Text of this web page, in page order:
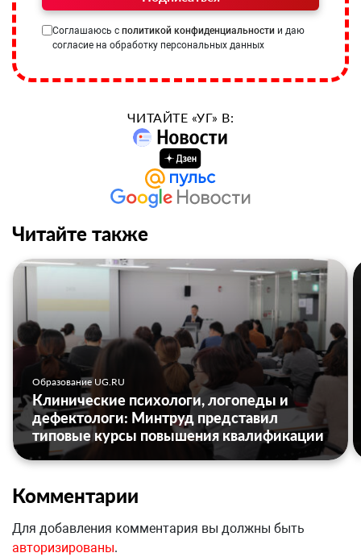
Соглашаюсь с политикой конфиденциальности и даю
согласие на обработку персональных данных
ЧИТАЙТЕ «УГ» В:
Читайте также
Образование UG.RU
Клинические психологи, логопеды и
дефектологи: Минтруд представил
типовые курсы повышения квалификации
Комментарии
Для добавления комментария вы должны быть
авторизированы.